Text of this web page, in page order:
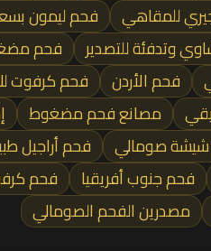
للمقاهي فحم ليمون
وتدفئة للتصدير
فحم
فحم الأردن فحم كرفوت
مصانع فحم مضغوط
صومالي فحم أراجيل
فحم جنوب أفريقيا فحم
مصدرين الفحم الصومالي